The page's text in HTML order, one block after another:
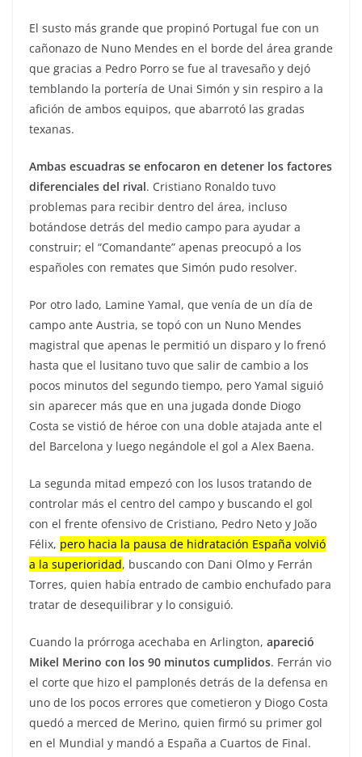
El susto más grande que propinó Portugal fue con un
cañonazo de Nuno Mendes en el borde del área grande
que gracias a Pedro Porro se fue al travesaño y dejó
temblando la portería de Unai Simón y sin respiro a la
afición de ambos equipos, que abarrotó las gradas
texanas.
Ambas escuadras se enfocaron en detener los factores
diferenciales del rival. Cristiano Ronaldo tuvo
problemas para recibir dentro del área, incluso
botándose detrás del medio campo para ayudar a
construir; el “Comandante” apenas preocupó a los
españoles con remates que Simón pudo resolver.
Por otro lado, Lamine Yamal, que venía de un día de
campo ante Austria, se topó con un Nuno Mendes
magistral que apenas le permitió un disparo y lo frenó
hasta que el lusitano tuvo que salir de cambio a los
pocos minutos del segundo tiempo, pero Yamal siguió
sin aparecer más que en una jugada donde Diogo
Costa se vistió de héroe con una doble atajada ante el
del Barcelona y luego negándole el gol a Alex Baena.
La segunda mitad empezó con los lusos tratando de
controlar más el centro del campo y buscando el gol
con el frente ofensivo de Cristiano, Pedro Neto y João
Félix, pero hacia la pausa de hidratación España volvió
a la superioridad, buscando con Dani Olmo y Ferrán
Torres, quien había entrado de cambio enchufado para
tratar de desequilibrar y lo consiguió.
Cuando la prórroga acechaba en Arlington, apareció
Mikel Merino con los 90 minutos cumplidos. Ferrán vio
el corte que hizo el pamplonés detrás de la defensa en
uno de los pocos errores que cometieron y Diogo Costa
quedó a merced de Merino, quien firmó su primer gol
en el Mundial y mandó a España a Cuartos de Final.